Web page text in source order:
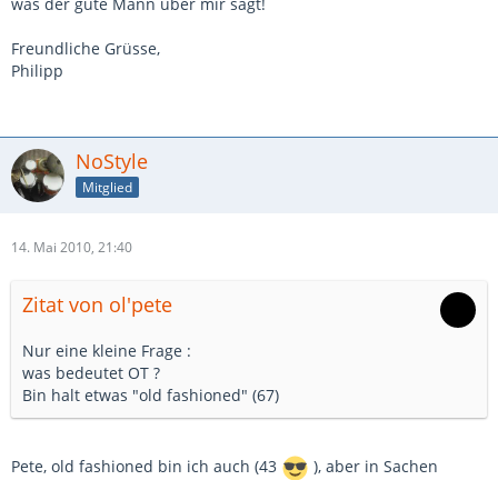
Freundliche Grüsse,
Philipp
NoStyle
Mitglied
14. Mai 2010, 21:40
Zitat von ol'pete
Nur eine kleine Frage :
was bedeutet OT ?
Bin halt etwas "old fashioned" (67)
Pete, old fashioned bin ich auch (43
), aber in Sachen